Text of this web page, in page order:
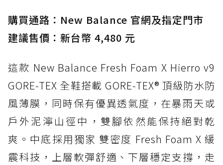
購買通路：New Balance 官網及指定門市
建議售價：新台幣 4,480 元
這款 New Balance Fresh Foam X Hierro v9
GORE-TEX 全鞋搭載 GORE-TEX® 頂級防水防
風薄膜，同時保有優異透氣度，在暴雨天或
戶外泥濘山徑中，雙腳依然能保持絕對乾
爽。中底採用獨家 雙密度 Fresh Foam X 緩
震科技，上層軟彈舒適、下層穩定支撐，走